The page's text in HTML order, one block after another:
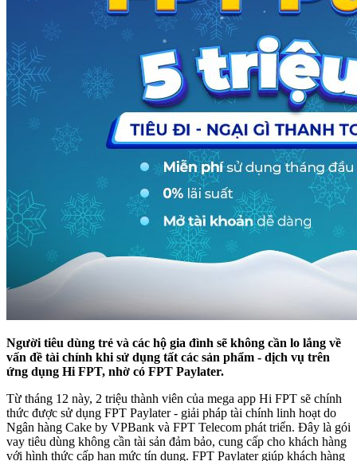
Người tiêu dùng trẻ và các hộ gia đình sẽ không cần lo lắng về
vấn đề tài chính khi sử dụng tất các sản phẩm - dịch vụ trên
ứng dụng Hi FPT, nhờ có FPT Paylater.
Từ tháng 12 này, 2 triệu thành viên của mega app Hi FPT sẽ chính
thức được sử dụng FPT Paylater - giải pháp tài chính linh hoạt do
Ngân hàng Cake by VPBank và FPT Telecom phát triển. Đây là gói
vay tiêu dùng không cần tài sản đảm bảo, cung cấp cho khách hàng
với hình thức cấp hạn mức tín dụng. FPT Paylater giúp khách hàng